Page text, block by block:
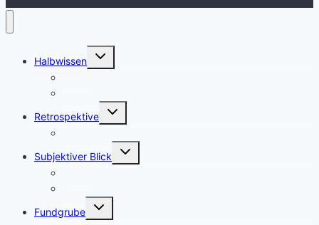
Halbwissen
Untermenü
Retrospektive
Untermenü
Subjektiver Blick
Untermenü
Fundgrube
Untermenü